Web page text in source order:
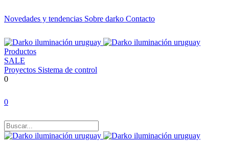
Novedades y tendencias Sobre darko Contacto
Productos
SALE
Proyectos Sistema de control
0
0